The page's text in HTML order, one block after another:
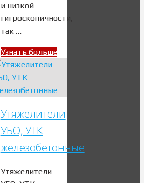
и низкой
гигроскопичности,
так …
Узнать больше
Утяжелители
УБО, УТК
железобетонные
Утяжелители